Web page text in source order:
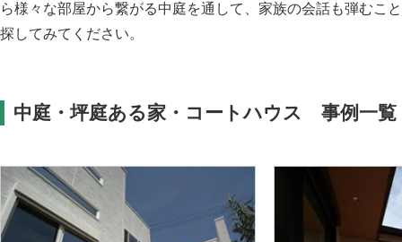
ら様々な部屋から繋がる中庭を通して、家族の会話も弾むこ
探してみてください。
中庭・坪庭ある家・コートハウス 事例一覧